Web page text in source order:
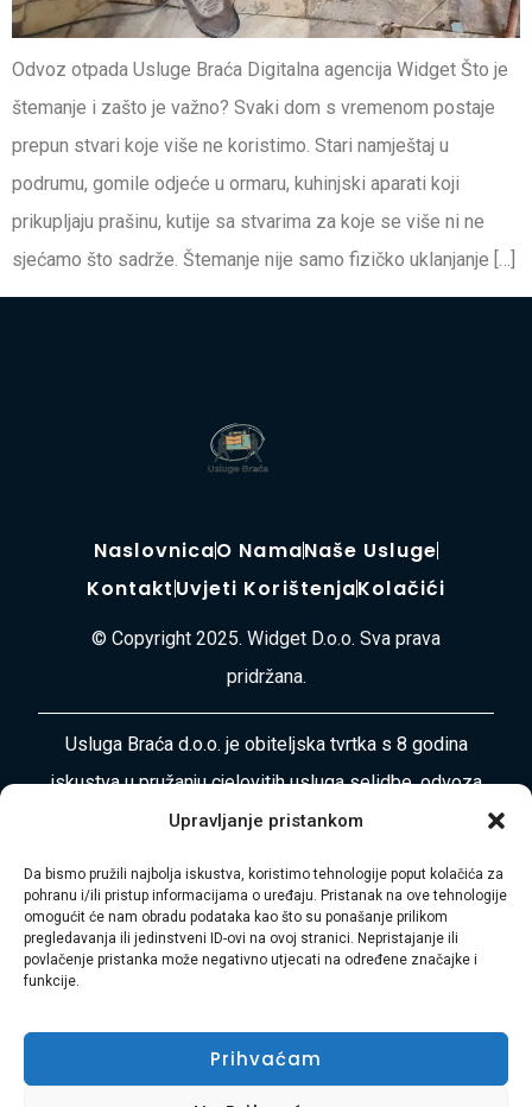
Upravljanje pristankom
Da bismo pružili najbolja iskustva, koristimo tehnologije poput kolačića za
pohranu i/ili pristup informacijama o uređaju. Pristanak na ove tehnologije
omogućit će nam obradu podataka kao što su ponašanje prilikom
pregledavanja ili jedinstveni ID-ovi na ovoj stranici. Nepristajanje ili
povlačenje pristanka može negativno utjecati na određene značajke i
funkcije.
Prihvaćam
Odvoz otpada Usluge Braća Digitalna agencija Widget Što je
štemanje i zašto je važno? Svaki dom s vremenom postaje
prepun stvari koje više ne koristimo. Stari namještaj u
podrumu, gomile odjeće u ormaru, kuhinjski aparati koji
prikupljaju prašinu, kutije sa stvarima za koje se više ni ne
sjećamo što sadrže. Štemanje nije samo fizičko uklanjanje […]
NaslovnicaO NamaNaše Usluge
KontaktUvjeti KorištenjaKolačići
© Copyright 2025. Widget D.o.o. Sva prava
pridržana.
Usluga Braća d.o.o. je obiteljska tvrtka s 8 godina
iskustva u pružanju cjelovitih usluga selidbe, odvoza
otpada, čišćenja i uređenja okoliša diljem
vaša bezbrižnost i zadovoljstvo.
Adresa:Plase 45, 51000 RIJEKA
Hasibmurtez11@gmail.com